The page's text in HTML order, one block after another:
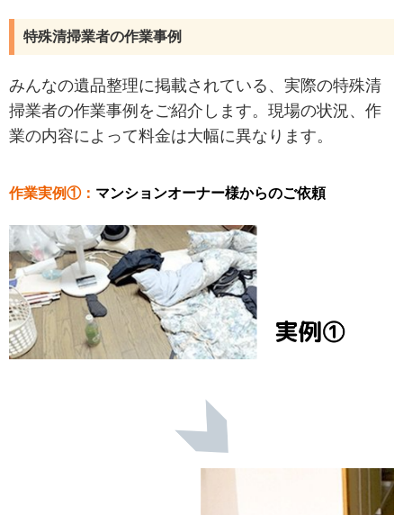
特殊清掃業者の作業事例
みんなの遺品整理に掲載されている、実際の特殊清
掃業者の作業事例をご紹介します。現場の状況、作
業の内容によって料金は大幅に異なります。
作業実例①： マンションオーナー様からのご依頼